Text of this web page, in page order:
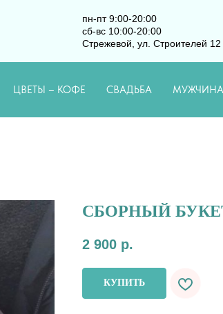
пн-пт 9:00-20:00
сб-вс 10:00-20:00
Стрежевой, ул. Строителей
ЦВЕТЫ – КОФЕ СВАДЬБА
СБОРНЫЙ
2 900 р.
КУПИТЬ